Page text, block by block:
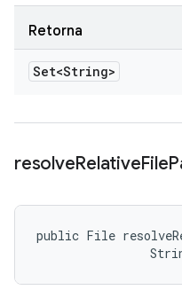
Retorna
Set<String>
resolveRelativeFile
public File